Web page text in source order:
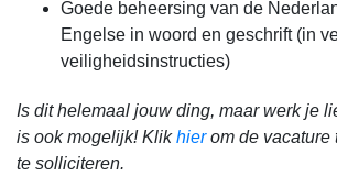
Goede beheersing van de
Engelse in woord en geschrift (in
veiligheidsinstructies)
Is dit helemaal jouw ding, maar werk je
is ook mogelijk! Klikhierom de vacature
te solliciteren.